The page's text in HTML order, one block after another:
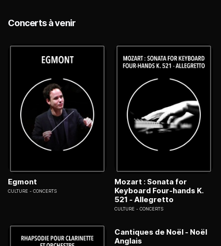
Concerts à venir
Egmont
CULTURE CONCERTS
Mozart : Sonata for
Keyboard Four-hands K.
521 - Allegretto
CULTURE CONCERTS
Cantiques de Noël - Noël
Anglais